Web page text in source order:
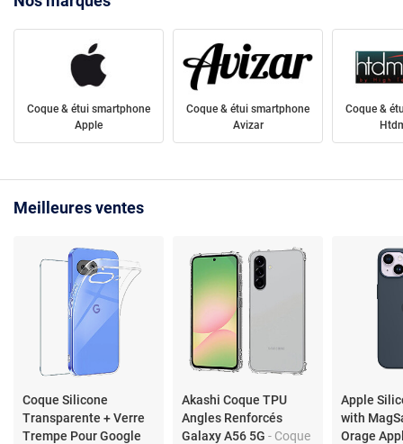
Coque & étui smartphone
Apple
Coque & étui smartphone
Avizar
Coque &
Meilleures ventes
Coque Silicone
Transparente + Verre
Trempe Pour Google
Akashi Coque TPU
Angles Renforcés
Galaxy A56 5G- Coque
Apple
with
Orage